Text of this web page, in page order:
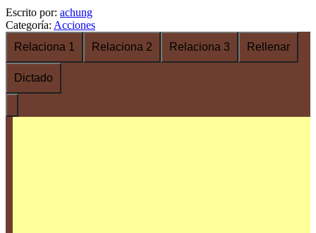
Escrito por: achung
Categoría: Acciones
Relaciona 1
Relaciona 2 Relaciona 3 Rellenar
Dictado